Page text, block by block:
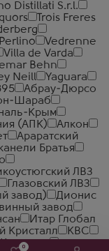
0
Distillati S.r.l.
Trois Freres
Vedrenne
Villa de Varda
Behn
Neill
Yaguara
Абрау-Дюрсо
Шараб
Крым
(АПК)
Алкон
Араратский
Братья
ЛВЗ
Глазовский ЛВЗ
завод)
Дионис
завод
Итар Глобал
Кристалл
КВС